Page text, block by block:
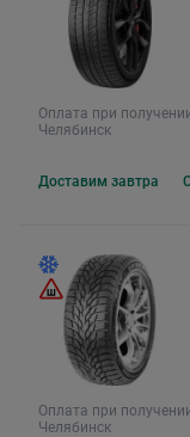
Оплата при
Челябинск
Доставим завтра
Оплата при
Челябинск